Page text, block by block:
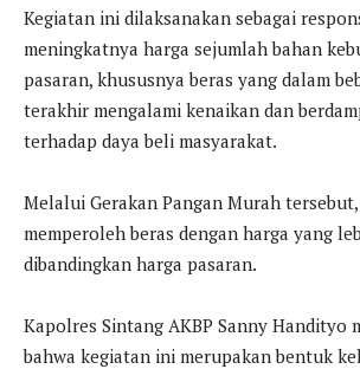
Kegiatan ini dilaksanakan sebagai
meningkatnya harga sejumlah bahan
pasaran, khususnya beras yang dalam
terakhir mengalami kenaikan dan
terhadap daya beli masyarakat.
Melalui Gerakan Pangan Murah
memperoleh beras dengan harga yang
dibandingkan harga pasaran.
Kapolres Sintang AKBP Sanny Handityo
bahwa kegiatan ini merupakan bentuk